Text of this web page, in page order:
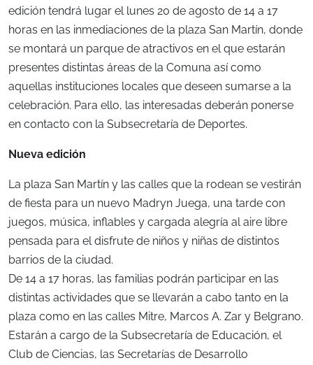
edición tendrá lugar el lunes 20 de agosto de 14 a 17
horas en las inmediaciones de la plaza San Martín, donde
se montará un parque de atractivos en el que estarán
presentes distintas áreas de la Comuna así como
aquellas instituciones locales que deseen sumarse a la
celebración. Para ello, las interesadas deberán ponerse
en contacto con la Subsecretaría de Deportes.
Nueva edición
La plaza San Martín y las calles que la rodean se vestirán
de fiesta para un nuevo Madryn Juega, una tarde con
juegos, música, inflables y cargada alegría al aire libre
pensada para el disfrute de niños y niñas de distintos
barrios de la ciudad.
De 14 a 17 horas, las familias podrán participar en las
distintas actividades que se llevarán a cabo tanto en la
plaza como en las calles Mitre, Marcos A. Zar y Belgrano.
Estarán a cargo de la Subsecretaría de Educación, el
Club de Ciencias, las Secretarías de Desarrollo